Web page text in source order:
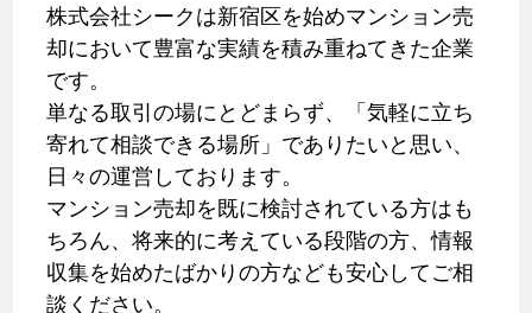
株式会社シークは新宿区を始めマンション売
却において豊富な実績を積み重ねてきた企業
です。
単なる取引の場にとどまらず、「気軽に立ち
寄れて相談できる場所」でありたいと思い、
日々の運営しております。
マンション売却を既に検討されている方はも
ちろん、将来的に考えている段階の方、情報
収集を始めたばかりの方なども安心してご相
談ください。